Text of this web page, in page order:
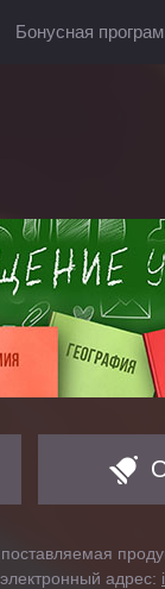
Бонусная
адрес: